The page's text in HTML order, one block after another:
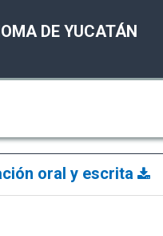
DE YUCATÁN
oral y escrita